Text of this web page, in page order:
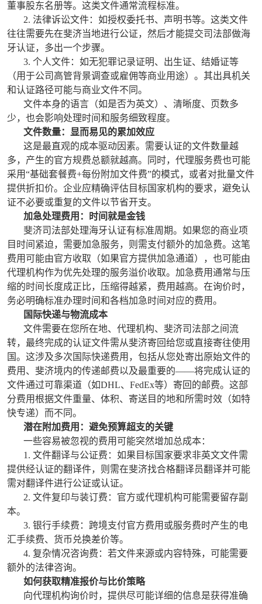
董事股东名册等。这类文件通常流程标准。
2. 法律诉讼文件：如授权委托书、声明书等。这类文件
往往需要先在斐济当地进行公证，然后才能提交司法部做海
牙认证，多出一个步骤。
3. 个人文件：如无犯罪记录证明、出生证、结婚证等
（用于公司高管背景调查或雇佣等商业用途）。其出具机关
和认证路径可能与商业文件不同。
文件本身的语言（如是否为英文）、清晰度、页数多
少，也会影响处理时间和服务细致程度。
文件数量：显而易见的累加效应
这是最直观的成本驱动因素。需要认证的文件数量越
多，产生的官方规费总额就越高。同时，代理服务费也可能
采用“基础套餐费+每份附加文件费”的模式，或者对批量文件
提供折扣价。企业应精确评估目标国家机构的要求，避免认
证不必要或重复的文件以节省开支。
加急处理费用：时间就是金钱
斐济司法部处理海牙认证有标准周期。如果您的商业项
目时间紧迫，需要加急服务，则需支付额外的加急费。这笔
费用可能由官方收取（如果官方提供加急通道），也可能由
代理机构作为优先处理的服务溢价收取。加急费用通常与压
缩的时间长度成正比，压缩得越紧，费用越高。在询价时，
务必明确标准办理时间和各档加急时间对应的费用。
国际快递与物流成本
文件需要在您所在地、代理机构、斐济司法部之间流
转，最终完成的认证文件需从斐济寄回给您或直接寄往使用
国。这涉及多次国际快递费用，包括从您处寄出原始文件的
费用、斐济境内的传递邮费以及最重要的——将完成认证的
文件通过可靠渠道（如DHL、FedEx等）寄回的邮费。这部
分费用根据文件重量、体积、寄送目的地和所需时效（如特
快专递）而不同。
潜在附加费用：避免预算超支的关键
一些容易被忽视的费用可能突然增加总成本：
1. 文件翻译与公证费：如果目标国家要求非英文文件需
提供经认证的翻译件，则需在斐济找合格翻译员翻译并可能
需对翻译件进行公证或认证。
2. 文件复印与装订费：官方或代理机构可能需要留存副
本。
3. 银行手续费：跨境支付官方费用或服务费时产生的电
汇手续费、货币兑换差价等。
4. 复杂情况咨询费：若文件来源或内容特殊，可能需要
额外的法律咨询。
如何获取精准报价与比价策略
向代理机构询价时，提供尽可能详细的信息是获得准确